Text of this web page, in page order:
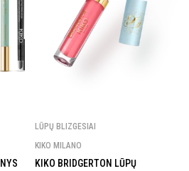
LŪPŲ BLIZGESIAI
KIKO MILANO
KIKO BRIDGERTON LŪPŲ